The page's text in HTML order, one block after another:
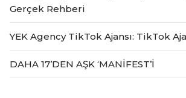
Gerçek Rehberi
YEK Agency TikTok Ajansı: TikTok
DAHA 17’DEN AŞK ‘MANİFEST’İ